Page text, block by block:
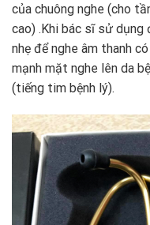
của chuông nghe (cho
cao) .Khi bác sĩ sử dụng
nhẹ để nghe âm thanh
mạnh mặt nghe lên da
(tiếng tim bệnh lý).